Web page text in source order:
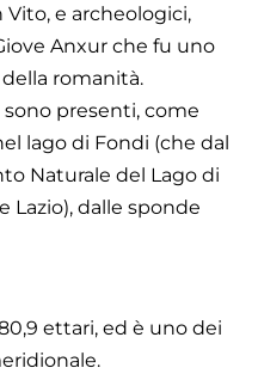
e archeologici,
Anxur che fu uno
romanità.
presenti, come
lago di Fondi (che dal
Naturale del Lago di
Lazio), dalle sponde
ettari, ed è uno dei